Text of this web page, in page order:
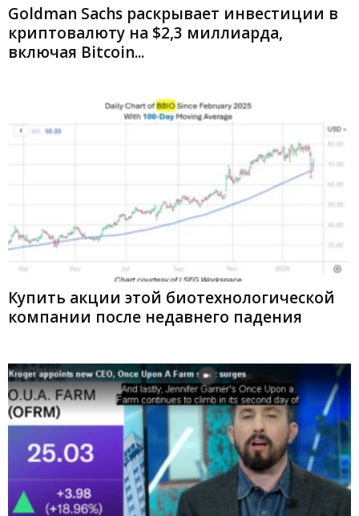
Goldman Sachs раскрывает инвестиции в
криптовалюту на $2,3 миллиарда,
включая Bitcoin...
Купить акции этой биотехнологической
компании после недавнего падения